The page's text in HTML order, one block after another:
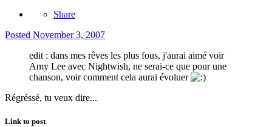
Share
Posted November 3, 2007
edit : dans mes rêves les plus fous, j'aurai aimé voir
Amy Lee avec Nightwish, ne serai-ce que pour une
chanson, voir comment cela aurai évoluer
Régréssé, tu veux dire...
Link to post